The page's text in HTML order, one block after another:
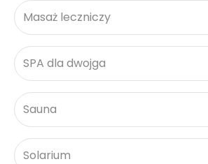
Masaż leczniczy
SPA dla dwojga
Sauna
Solarium